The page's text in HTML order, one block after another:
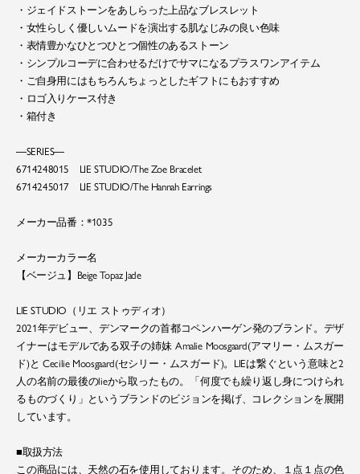
・ジェイドストーンをあしらった上品なブレスレット
・女性らしく優しいムードを演出する肌なじみの良い色味
・表情豊かなひとつひとつ個性のあるストーン
・シンプルコーデに合わせるだけでサマになるプラスワンアイテム
・ご自身用にはもちろんちょっとしたギフトにもおすすめ
・ロゴ入りケース付き
・箱付き
―SERIES―
6714248015 LIE STUDIO/The Zoe Bracelet
6714245017 LIE STUDIO/The Hannah Earrings
メーカー品番：*1035
メーカーカラー名
【ベージュ】Beige Topaz Jade
LIE STUDIO（リエ ストゥディオ）
2021年デビュー、デンマークの首都コペンハーゲン発のブランド。デザ
イナーはモデルである双子の姉妹 Amalie Moosgaard(アマリー・ムスガー
ド)と Cecilie Moosgaard(セシリー・ムスガード)。LIEは繋ぐという意味と2
人の名前の最後のlieから取ったもの。「何度でも繰り返し身につけられ
るものづくり」というブランドのビジョンを掲げ、コレクションを展開
しています。
■取扱方法
この商品には、天然の石を使用しております。そのため、１点１点の色